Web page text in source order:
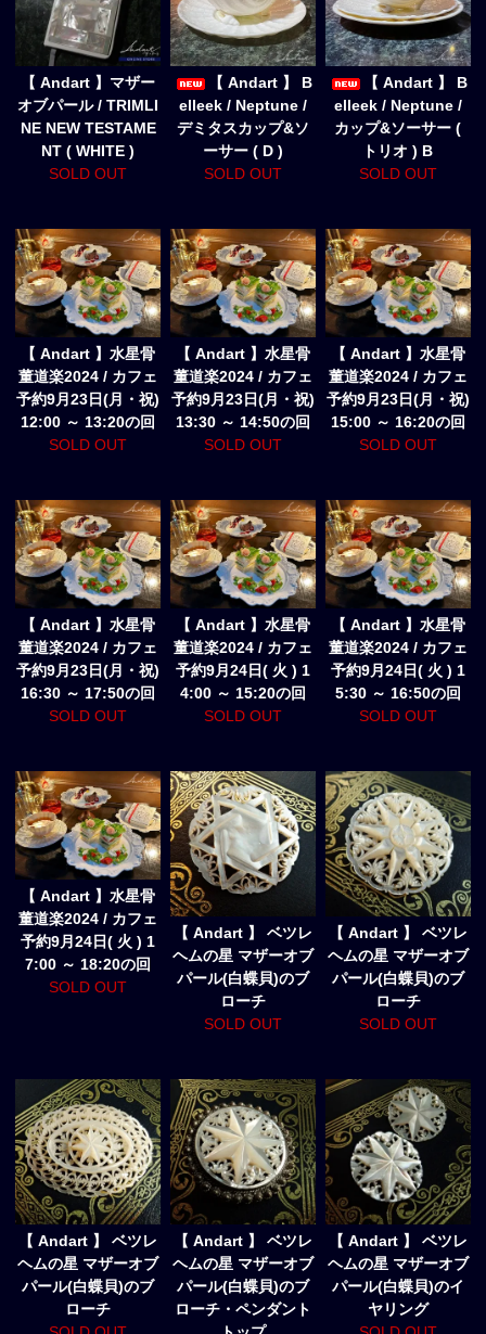
【 Andart 】マザー
オブパール / TRIMLI
NE NEW TESTAME
NT ( WHITE )
SOLD OUT
【 Andart 】 B
elleek / Neptune /
デミタスカップ&ソ
ーサー ( D )
SOLD OUT
【 Andart 】 B
elleek / Neptune /
カップ&ソーサー (
トリオ ) B
SOLD OUT
【 Andart 】水星骨
董道楽2024 / カフェ
予約9月23日(月・祝)
12:00 ～ 13:20の回
SOLD OUT
【 Andart 】水星骨
董道楽2024 / カフェ
予約9月23日(月・祝)
13:30 ～ 14:50の回
SOLD OUT
【 Andart 】水星骨
董道楽2024 / カフェ
予約9月23日(月・祝)
15:00 ～ 16:20の回
SOLD OUT
【 Andart 】水星骨
董道楽2024 / カフェ
予約9月23日(月・祝)
16:30 ～ 17:50の回
SOLD OUT
【 Andart 】水星骨
董道楽2024 / カフェ
予約9月24日( 火 ) 1
4:00 ～ 15:20の回
SOLD OUT
【 Andart 】水星骨
董道楽2024 / カフェ
予約9月24日( 火 ) 1
5:30 ～ 16:50の回
SOLD OUT
【 Andart 】水星骨
董道楽2024 / カフェ
予約9月24日( 火 ) 1
7:00 ～ 18:20の回
SOLD OUT
【 Andart 】 ベツレ
ヘムの星 マザーオブ
パール(白蝶貝)のブ
ローチ
SOLD OUT
【 Andart 】 ベツレ
ヘムの星 マザーオブ
パール(白蝶貝)のブ
ローチ
SOLD OUT
【 Andart 】 ベツレ
ヘムの星 マザーオブ
パール(白蝶貝)のブ
ローチ
【 Andart 】 ベツレ
ヘムの星 マザーオブ
パール(白蝶貝)のブ
ローチ・ペンダント
【 Andart 】 ベツレ
ヘムの星 マザーオブ
パール(白蝶貝)のイ
ヤリング